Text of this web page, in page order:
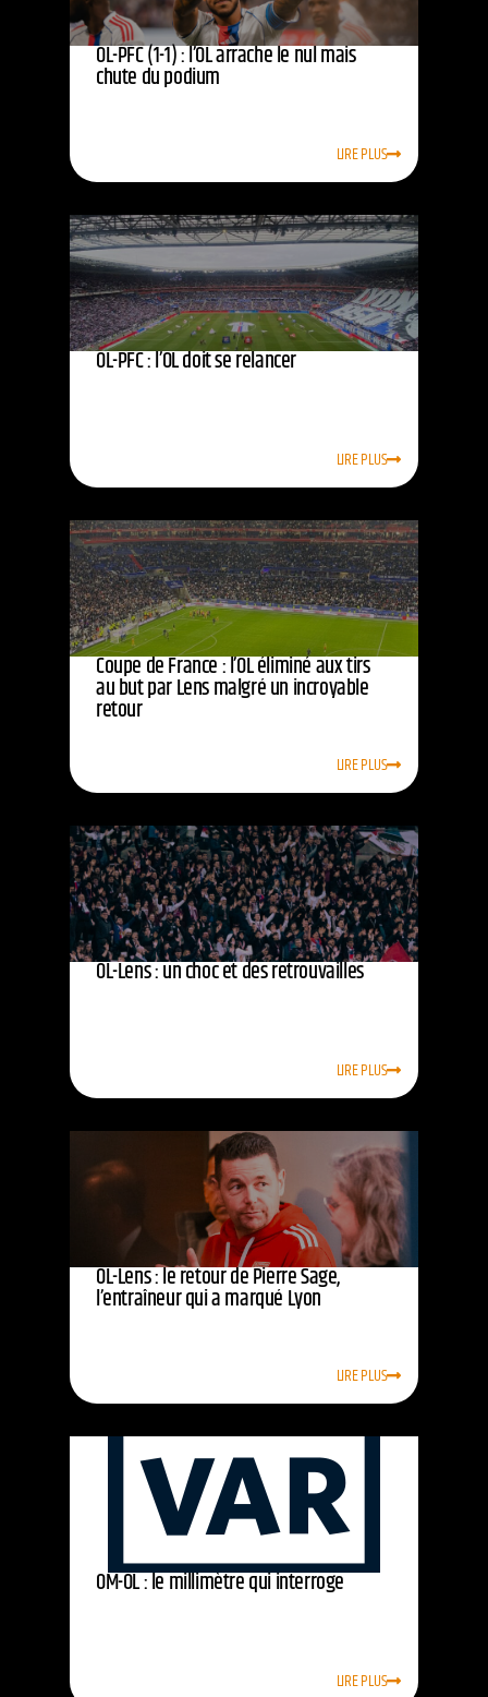
OL-PFC (1-1) : l’OL arrache le nul mais
chute du podium
LIRE PLUS
OL-PFC : l’OL doit se relancer
LIRE PLUS
Coupe de France : l’OL éliminé aux tirs
au but par Lens malgré un incroyable
retour
LIRE PLUS
OL-Lens : un choc et des retrouvailles
LIRE PLUS
OL-Lens : le retour de Pierre Sage,
l’entraîneur qui a marqué Lyon
LIRE PLUS
OM-OL : le millimètre qui interroge
LIRE PLUS